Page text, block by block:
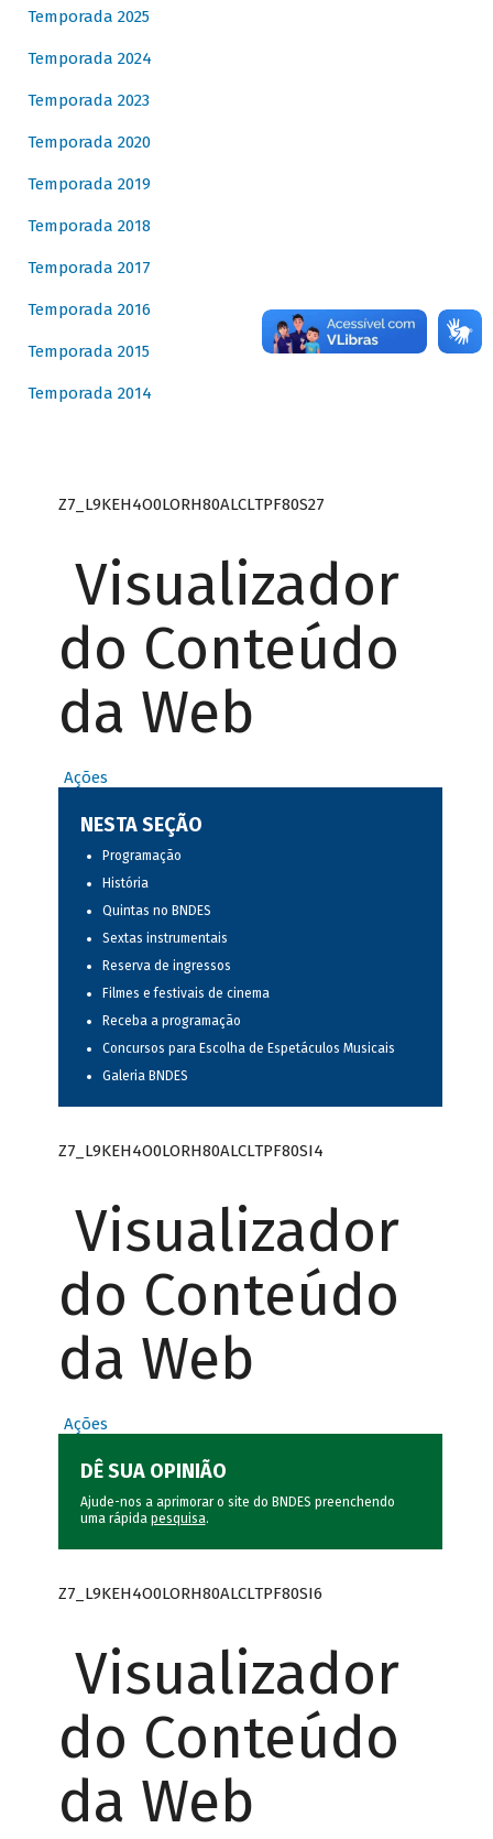
Temporada 2025
Temporada 2024
Temporada 2023
Temporada 2020
Temporada 2019
Temporada 2018
Temporada 2017
Temporada 2016
Temporada 2015
Temporada 2014
Z7_L9KEH4O0LORH80ALCLTPF80S27
Visualizador
do Conteúdo
da Web
Ações
NESTA SEÇÃO
Programação
História
Quintas no BNDES
Sextas instrumentais
Reserva de ingressos
Filmes e festivais de cinema
Receba a programação
Concursos para Escolha de Espetáculos Musicais
Galeria BNDES
Z7_L9KEH4O0LORH80ALCLTPF80SI4
Visualizador
do Conteúdo
da Web
Ações
DÊ SUA OPINIÃO
Ajude-nos a aprimorar o site do BNDES preenchendo
uma rápida pesquisa.
Z7_L9KEH4O0LORH80ALCLTPF80SI6
Visualizador
do Conteúdo
da Web